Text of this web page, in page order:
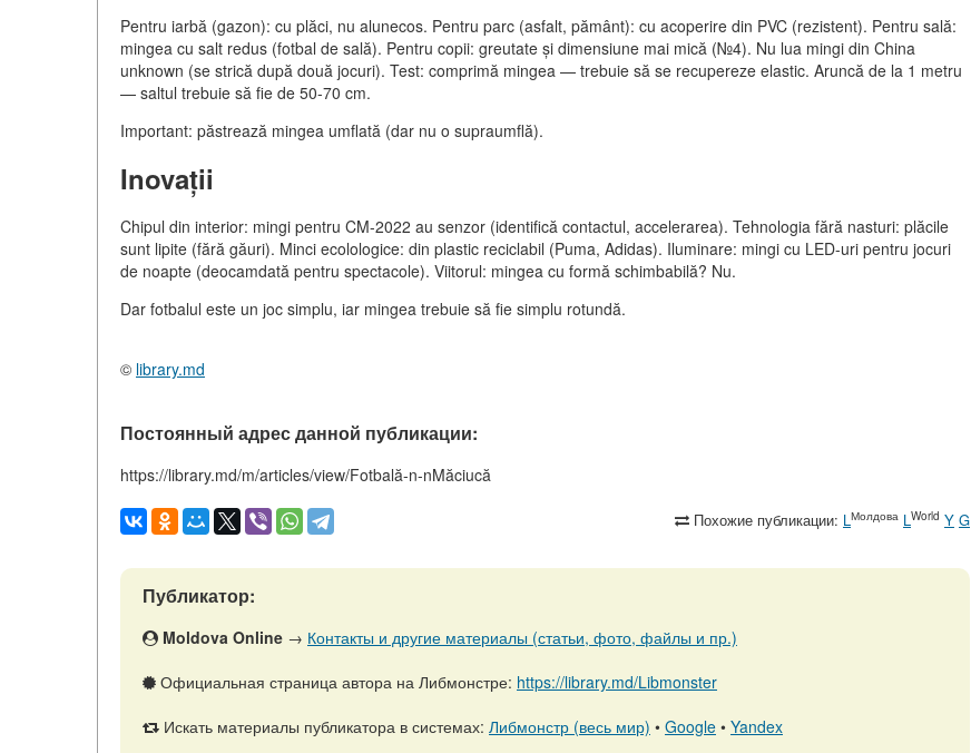
Pentru iarbă (gazon): cu plăci, nu alunecos. Pentru parc (asfalt, pământ): cu acoperire din PVC (rezistent). Pentru sală:
mingea cu salt redus (fotbal de sală). Pentru copii: greutate și dimensiune mai mică (№4). Nu lua mingi din China
unknown (se strică după două jocuri). Test: comprimă mingea — trebuie să se recupereze elastic. Aruncă de la 1 metru
— saltul trebuie să fie de 50-70 cm.
Important: păstrează mingea umflată (dar nu o supraumflă).
Inovații
Chipul din interior: mingi pentru CM-2022 au senzor (identifică contactul, accelerarea). Tehnologia fără nasturi: plăcile
sunt lipite (fără găuri). Minci ecolologice: din plastic reciclabil (Puma, Adidas). Iluminare: mingi cu LED-uri pentru jocuri
de noapte (deocamdată pentru spectacole). Viitorul: mingea cu formă schimbabilă? Nu.
Dar fotbalul este un joc simplu, iar mingea trebuie să fie simplu rotundă.
© library.md
Постоянный адрес данной публикации:
https://library.md/m/articles/view/Fotbală-n-nMăciucă
Похожие публикации: LМолдова LWorld Y G
Публикатор:
Moldova Online → Контакты и другие материалы (статьи, фото, файлы и пр.)
Официальная страница автора на Либмонстре: https://library.md/Libmonster
Искать материалы публикатора в системах: Либмонстр (весь мир) • Google • Yandex